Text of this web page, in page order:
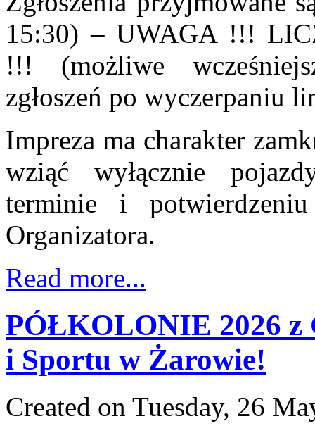
15:30) – UWAGA !!!
!!! (możliwe
zgłoszeń po wyczerpaniu
Impreza ma charakter
wziąć wyłącznie
terminie i
Organizatora.
Read more...
PÓŁKOLONIE 2026
i Sportu w Żarowie!
Created on Tuesday, 26